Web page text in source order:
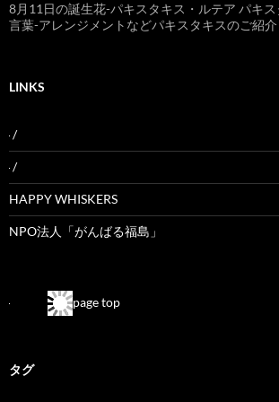
8月11日の誕生花-パキスタキス・ルテア パキ
言葉-アレンジメントなどパキスタキスのご紹
LINKS
/
/
HAPPY WHISKERS
NPO法人「がんばる福島」
page top
タグ